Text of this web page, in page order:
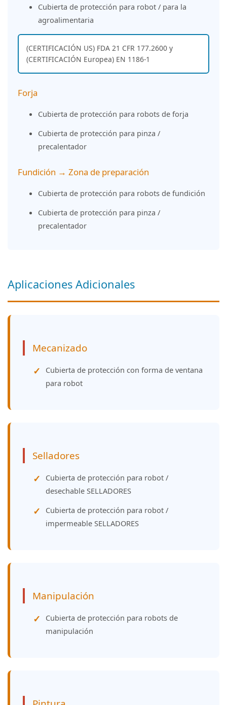
Cubierta de protección para robot / para la
agroalimentaria
(CERTIFICACIÓN US) FDA 21 CFR 177.2600 y
(CERTIFICACIÓN Europea) EN 1186-1
Forja
Cubierta de protección para robots de forja
Cubierta de protección para pinza /
precalentador
Fundición → Zona de preparación
Cubierta de protección para robots de fundición
Cubierta de protección para pinza /
precalentador
Aplicaciones Adicionales
Mecanizado
Cubierta de protección con forma de ventana
para robot
Selladores
Cubierta de protección para robot /
desechable SELLADORES
Cubierta de protección para robot /
impermeable SELLADORES
Manipulación
Cubierta de protección para robots de
manipulación